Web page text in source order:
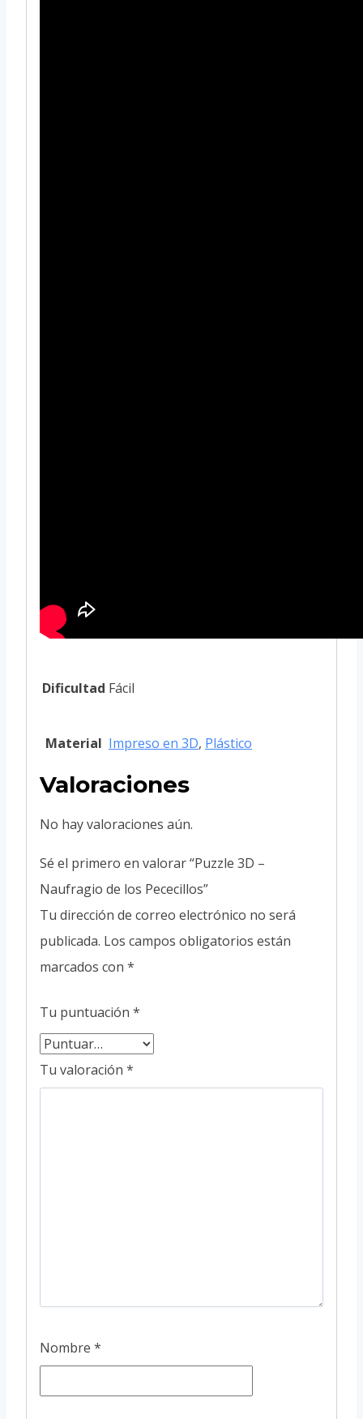
Dificultad Fácil
Material Impreso en 3D, Plástico
Valoraciones
No hay valoraciones aún.
Sé el primero en valorar “Puzzle 3D –
Naufragio de los Pececillos”
Tu dirección de correo electrónico no será
publicada. Los campos obligatorios están
marcados con *
Tu puntuación *
Tu valoración *
Nombre *